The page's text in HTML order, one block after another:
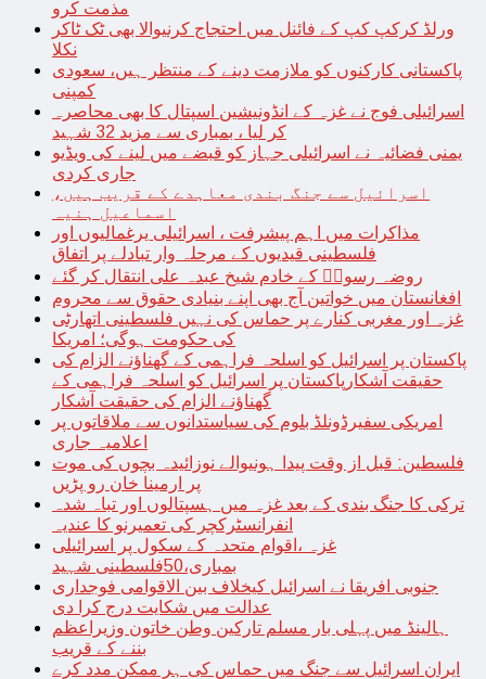
مذمت کرو
ورلڈ کرکپ کپ کے فائنل میں احتجاج کرنیوالا بھی ٹک ٹاکر
نکلا
پاکستانی کارکنوں کو ملازمت دینے کے منتظر ہیں، سعودی
کمپنی
اسرائیلی فوج نے غزہ کے انڈونیشین اسپتال کا بھی محاصرہ
کر لیا ، بمباری سے مزید 32 شہید
یمنی فضائیہ نے اسرائیلی جہاز کو قبضے میں لینے کی ویڈیو
جاری کردی
اسرائیل سے جنگ بندی معاہدے کے قریب ہیں،
اسماعیل ہنیہ
مذاکرات میں اہم پیشرفت ، اسرائیلی یرغمالیوں اور
فلسطینی قیدیوں کے مرحلہ وار تبادلے پر اتفاق
روضہ رسولؐ کے خادم شیخ عبدہ علی انتقال کر گئے
افغانستان میں خواتین آج بھی اپنے بنیادی حقوق سے محروم
غزہ اور مغربی کنارے پر حماس کی نہیں فلسطینی اتھارٹی
کی حکومت ہوگی؛ امریکا
پاکستان پر اسرائیل کو اسلحہ فراہمی کے گھناؤنے الزام کی
حقیقت آشکارپاکستان پر اسرائیل کو اسلحہ فراہمی کے
گھناؤنے الزام کی حقیقت آشکار
امریکی سفیرڈونلڈ بلوم کی سیاستدانوں سے ملاقاتوں پر
اعلامیہ جاری
فلسطین: قبل از وقت پیدا ہونیوالے نوزائیدہ بچوں کی موت
پر ارمینا خان رو پڑیں
ترکی کا جنگ بندی کے بعد غزہ میں ہسپتالوں اور تباہ شدہ
انفرانسٹرکچر کی تعمیرنو کا عندیہ
غزہ ،اقوام متحدہ کے سکول پر اسرائیلی
بمباری،50فلسطینی شہید
جنوبی افریقا نے اسرائیل کیخلاف بین الاقوامی فوجداری
عدالت میں شکایت درج کرا دی
ہالینڈ میں پہلی بار مسلم تارکین وطن خاتون وزیراعظم
بننے کے قریب
ایران اسرائیل سے جنگ میں حماس کی ہر ممکن مدد کرے